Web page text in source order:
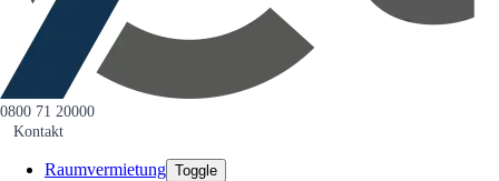
0800 71 20000
Kontakt
Raumvermietung Toggle